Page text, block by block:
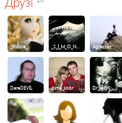
_Riddle_ _S_I_M_O_N… Agressor
DareDEVIL dima_kobr Dr_Jekyll_…